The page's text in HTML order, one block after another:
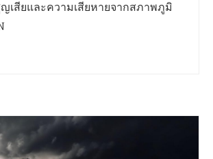
เสียและความเสียหายจากสภาพภูมิ